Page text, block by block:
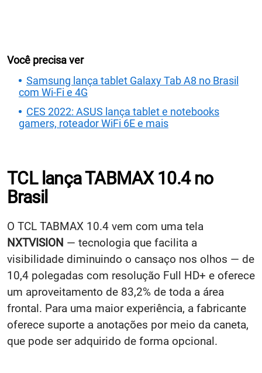
Você precisa ver
Samsung lança tablet Galaxy Tab A8 no Brasil
com Wi-Fi e 4G
CES 2022: ASUS lança tablet e notebooks
gamers, roteador WiFi 6E e mais
TCL lança TABMAX 10.4 no
Brasil
O TCL TABMAX 10.4 vem com uma tela
NXTVISION — tecnologia que facilita a
visibilidade diminuindo o cansaço nos olhos — de
10,4 polegadas com resolução Full HD+ e oferece
um aproveitamento de 83,2% de toda a área
frontal. Para uma maior experiência, a fabricante
oferece suporte a anotações por meio da caneta,
que pode ser adquirido de forma opcional.